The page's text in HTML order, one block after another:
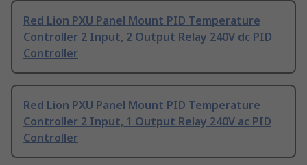
Red Lion PXU Panel Mount PID Temperature
Controller 2 Input, 2 Output Relay 240V dc PID
Controller
Red Lion PXU Panel Mount PID Temperature
Controller 2 Input, 1 Output Relay 240V ac PID
Controller